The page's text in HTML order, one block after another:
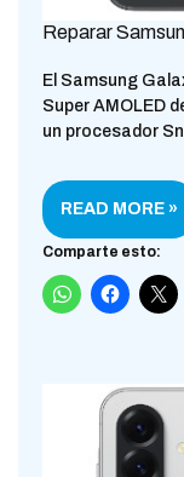
Reparar
El Samsung
Super AMOLED
un procesador
READ MORE »
Comparte esto: